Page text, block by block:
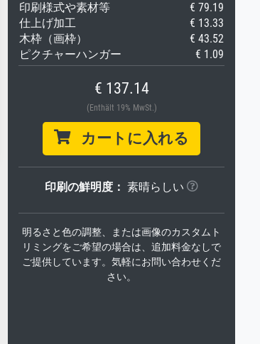
印刷様式や素材等
€ 79.19
仕上げ加工
€ 13.33
木枠（画枠）
€ 43.52
ピクチャーハンガー
€ 1.09
€ 137.14
(Enthält 19% MwSt.)
カートに入れる
印刷の鮮明度： 素晴らしい
明るさと色の調整、または画像のカスタムト
リミングをご希望の場合は、追加料金なしで
ご提供しています。気軽にお問い合わせくだ
さい。